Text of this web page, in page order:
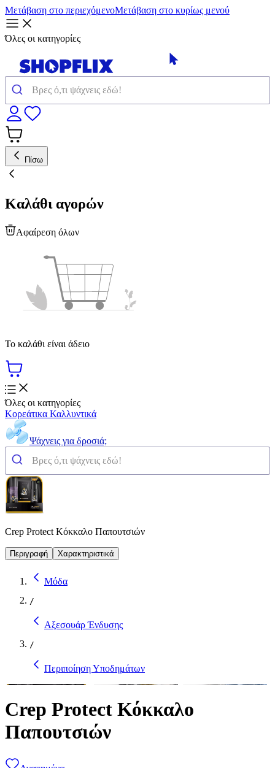
Μετάβαση στο περιεχόμενοΜετάβαση στο κυρίως μενού
Όλες οι κατηγορίες
Πίσω
Καλάθι αγορών
Αφαίρεση όλων
Το καλάθι είναι άδειο
Όλες οι κατηγορίες
Κορεάτικα Καλλυντικά
Ψάχνεις για δροσιά;
Crep Protect Κόκκαλο Παπουτσιών
Περιγραφή Χαρακτηριστικά
Μόδα
/
Αξεσουάρ Ένδυσης
/
Περιποίηση Υποδημάτων
Crep Protect Κόκκαλο
Παπουτσιών